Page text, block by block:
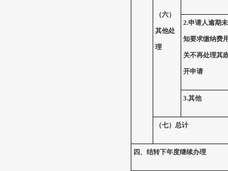
（六）
其他处
理
2.申请人逾期
知要求缴纳费
关不再处理其
开申请
3.其他
（七）总计
四、结转下年度继续办理